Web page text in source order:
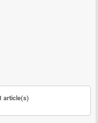
article(s)